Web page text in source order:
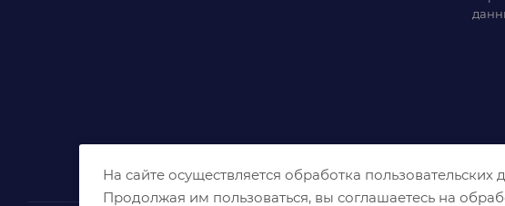
На сайте осуществляется обработка
Продолжая им пользоваться, вы соглашаетесь на